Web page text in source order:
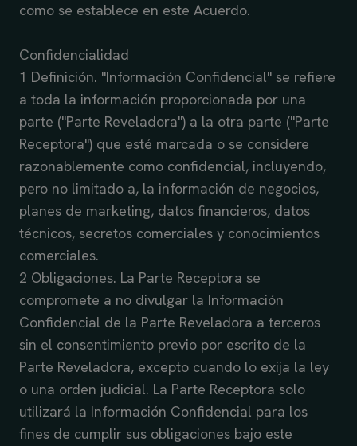
como se establece en este Acuerdo.
Confidencialidad
1 Definición. "Información Confidencial" se refiere
a toda la información proporcionada por una
parte ("Parte Reveladora") a la otra parte ("Parte
Receptora") que esté marcada o se considere
razonablemente como confidencial, incluyendo,
pero no limitado a, la información de negocios,
planes de marketing, datos financieros, datos
técnicos, secretos comerciales y conocimientos
comerciales.
2 Obligaciones. La Parte Receptora se
compromete a no divulgar la Información
Confidencial de la Parte Reveladora a terceros
sin el consentimiento previo por escrito de la
Parte Reveladora, excepto cuando lo exija la ley
o una orden judicial. La Parte Receptora solo
utilizará la Información Confidencial para los
fines de cumplir sus obligaciones bajo este